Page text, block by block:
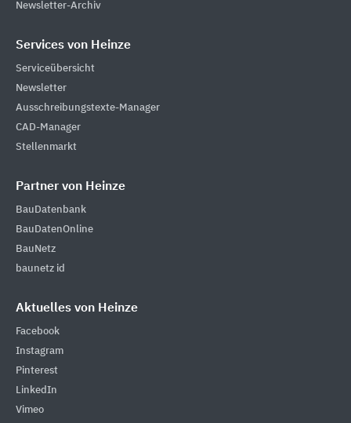
Newsletter-Archiv
Services von Heinze
Serviceübersicht
Newsletter
Ausschreibungstexte-Manager
CAD-Manager
Stellenmarkt
Partner von Heinze
BauDatenbank
BauDatenOnline
BauNetz
baunetz id
Aktuelles von Heinze
Facebook
Instagram
Pinterest
LinkedIn
Vimeo